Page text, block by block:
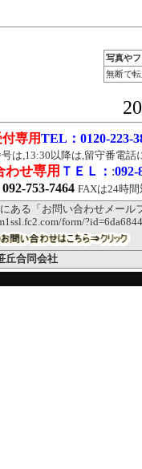
写真や
無断で
専用TEL：0120-223-
は,13:30以降は,留守番電話
わせ専用 ＴＥＬ： :092-
753-7464 FAXは24時
ある「お問い合わせメール
form/
丘合同会社